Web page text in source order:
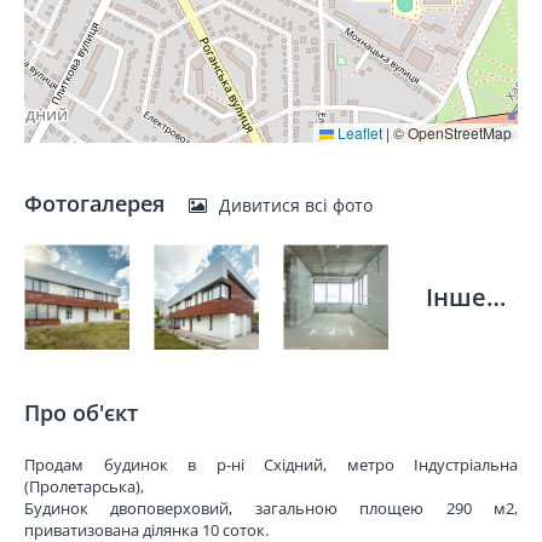
Leaflet | © OpenStreetMap
Фотогалерея Дивитися всі фото
Інше…
Про об'єкт
Продам будинок в р-ні Східний, метро Індустріальна
(Пролетарська),
Будинок двоповерховий, загальною площею 290 м2,
приватизована ділянка 10 соток.